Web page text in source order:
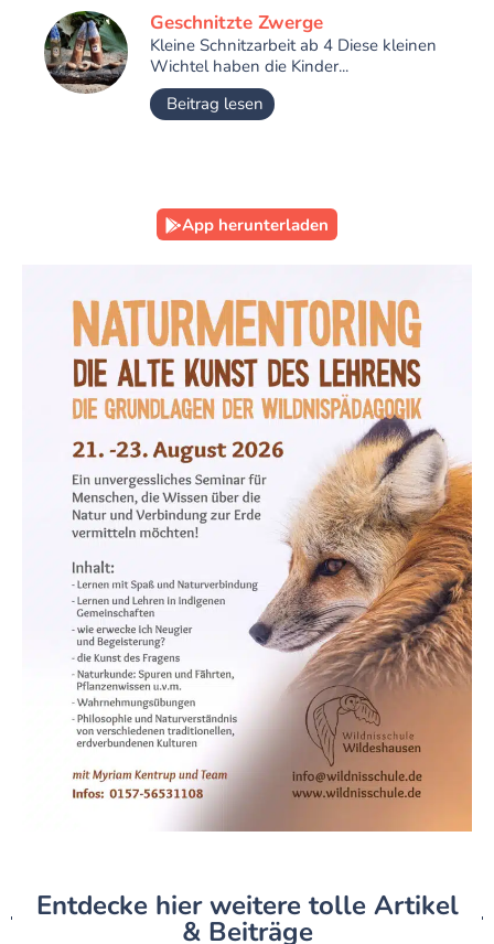
Geschnitzte Zwerge
Kleine Schnitzarbeit ab 4 Diese kleinen
Wichtel haben die Kinder...
Beitrag lesen
App herunterladen
Entdecke hier weitere tolle Artikel
& Beiträge